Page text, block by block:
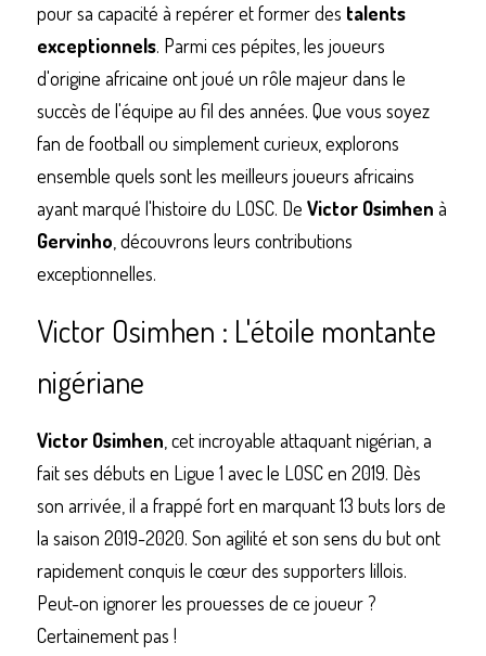
Contactez-nous
Rechercher
Commander un de nos livres sur Lille
pour sa capacité à repérer et former des talents
exceptionnels. Parmi ces pépites, les joueurs
d'origine africaine ont joué un rôle majeur dans le
succès de l'équipe au fil des années. Que vous soyez
fan de football ou simplement curieux, explorons
ensemble quels sont les meilleurs joueurs africains
ayant marqué l'histoire du LOSC. De Victor Osimhen
Gervinho , découvrons leurs contributions
exceptionnelles.
Victor Osimhen : L'étoile montante
nigériane
Victor Osimhen , cet incroyable attaquant nigérian, a
fait ses débuts en Ligue 1 avec le LOSC en 2019. Dès
son arrivée, il a frappé fort en marquant 13 buts lors de
la saison 2019-2020. Son agilité et son sens du but ont
rapidement conquis le cœur des supporters lillois.
Peut-on ignorer les prouesses de ce joueur ?
Certainement pas !